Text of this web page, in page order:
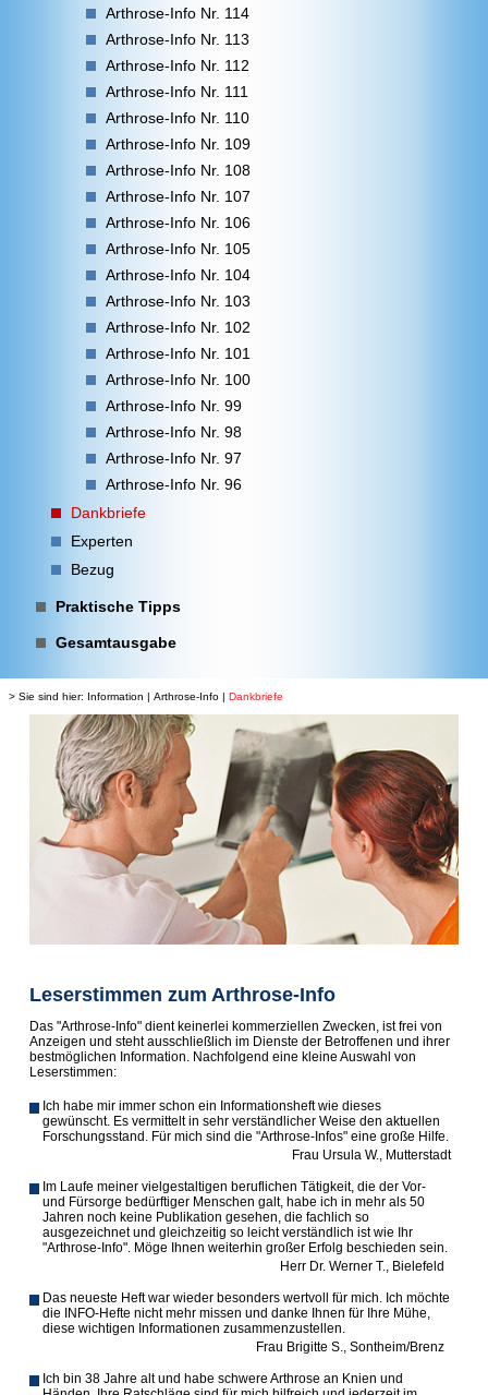
Arthrose-Info Nr. 114
Arthrose-Info Nr. 113
Arthrose-Info Nr. 112
Arthrose-Info Nr. 111
Arthrose-Info Nr. 110
Arthrose-Info Nr. 109
Arthrose-Info Nr. 108
Arthrose-Info Nr. 107
Arthrose-Info Nr. 106
Arthrose-Info Nr. 105
Arthrose-Info Nr. 104
Arthrose-Info Nr. 103
Arthrose-Info Nr. 102
Arthrose-Info Nr. 101
Arthrose-Info Nr. 100
Arthrose-Info Nr. 99
Arthrose-Info Nr. 98
Arthrose-Info Nr. 97
Arthrose-Info Nr. 96
Dankbriefe
Experten
Bezug
Praktische Tipps
Gesamtausgabe
> Sie sind hier: Information | Arthrose-Info | Dankbriefe
Leserstimmen zum Arthrose-Info
Das "Arthrose-Info" dient keinerlei kommerziellen Zwecken, ist frei von
Anzeigen und steht ausschließlich im Dienste der Betroffenen und ihrer
bestmöglichen Information. Nachfolgend eine kleine Auswahl von
Leserstimmen:
Ich habe mir immer schon ein Informationsheft wie dieses
gewünscht. Es vermittelt in sehr verständlicher Weise den aktuellen
Forschungsstand. Für mich sind die "Arthrose-Infos" eine große Hilfe.
Frau Ursula W., Mutterstadt
Im Laufe meiner vielgestaltigen beruflichen Tätigkeit, die der Vor-
und Fürsorge bedürftiger Menschen galt, habe ich in mehr als 50
Jahren noch keine Publika­tion gesehen, die fachlich so
ausgezeichnet und gleichzeitig so leicht verständlich ist wie Ihr
"Arthrose-Info". Möge Ihnen weiterhin großer Erfolg beschieden sein.
Herr Dr. Werner T., Bielefeld
Das neueste Heft war wieder besonders wertvoll für mich. Ich möchte
die INFO-Hefte nicht mehr missen und danke Ihnen für Ihre Mühe,
diese wichtigen Informationen zusammenzustellen.
Frau Brigitte S., Sontheim/Brenz
Ich bin 38 Jahre alt und habe schwere Arthrose an Knien und